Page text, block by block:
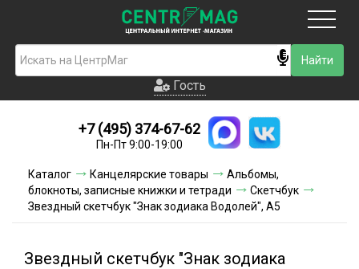
Гость
Новинки
Условия доставки
Условия оплаты
Гость
+7 (495) 374-67-62
Пн-Пт 9:00-19:00
Каталог Канцелярские товары
Альбомы,
блокноты, записные книжки и тетради
Скетчбук
Звездный скетчбук "Знак зодиака Водолей", А5
Звездный скетчбук "Знак зодиака